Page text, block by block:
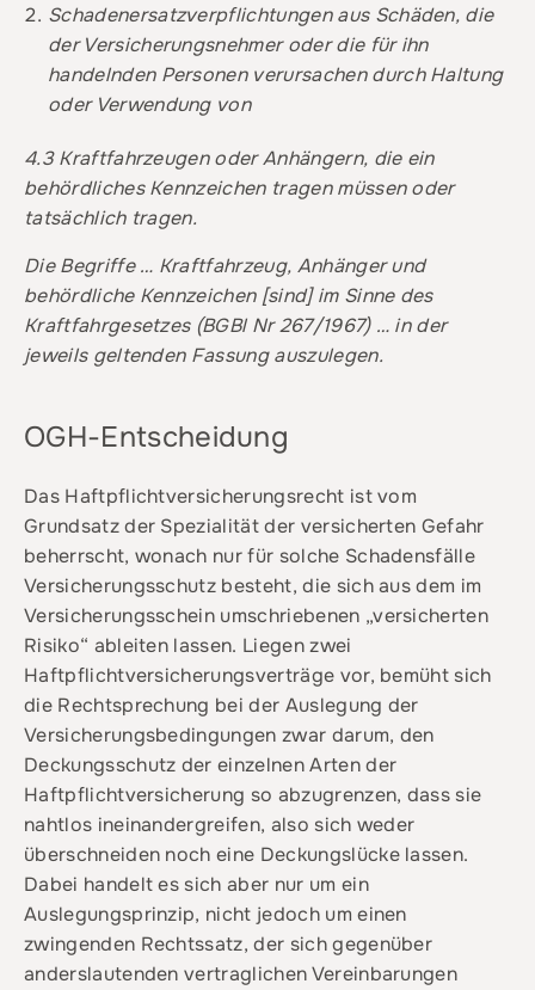
Schadenersatzverpflichtungen aus Schäden, die
der Versicherungsnehmer oder die für ihn
handelnden Personen verursachen durch Haltung
oder Verwendung von
4.3 Kraftfahrzeugen oder Anhängern, die ein
behördliches Kennzeichen tragen müssen oder
tatsächlich tragen.
Die Begriffe … Kraftfahrzeug, Anhänger und
behördliche Kennzeichen [sind] im Sinne des
Kraftfahrgesetzes (BGBl Nr 267/1967) … in der
jeweils geltenden Fassung auszulegen.
OGH-Entscheidung
Das Haftpflichtversicherungsrecht ist vom
Grundsatz der Spezialität der versicherten Gefahr
beherrscht, wonach nur für solche Schadensfälle
Versicherungsschutz besteht, die sich aus dem im
Versicherungsschein umschriebenen „versicherten
Risiko“ ableiten lassen. Liegen zwei
Haftpflichtversicherungsverträge vor, bemüht sich
die Rechtsprechung bei der Auslegung der
Versicherungsbedingungen zwar darum, den
Deckungsschutz der einzelnen Arten der
Haftpflichtversicherung so abzugrenzen, dass sie
nahtlos ineinandergreifen, also sich weder
überschneiden noch eine Deckungslücke lassen.
Dabei handelt es sich aber nur um ein
Auslegungsprinzip, nicht jedoch um einen
zwingenden Rechtssatz, der sich gegenüber
anderslautenden vertraglichen Vereinbarungen